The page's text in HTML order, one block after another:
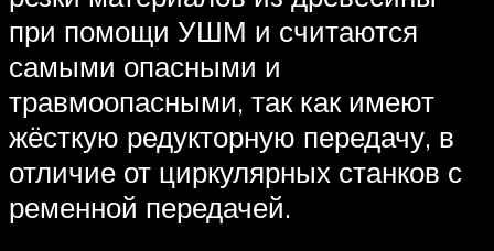
при помощи УШМ и считаются
самыми опасными и
травмоопасными, так как имеют
жёсткую редукторную передачу, в
отличие от циркулярных станков с
ременной передачей.